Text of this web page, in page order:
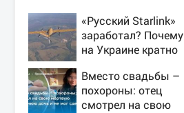
«Русский Starlink»
заработал? Почему
на Украине кратно
точность попаданий
по объектам ВСУ
Вместо свадьбы –
похороны: отец
смотрел на свою